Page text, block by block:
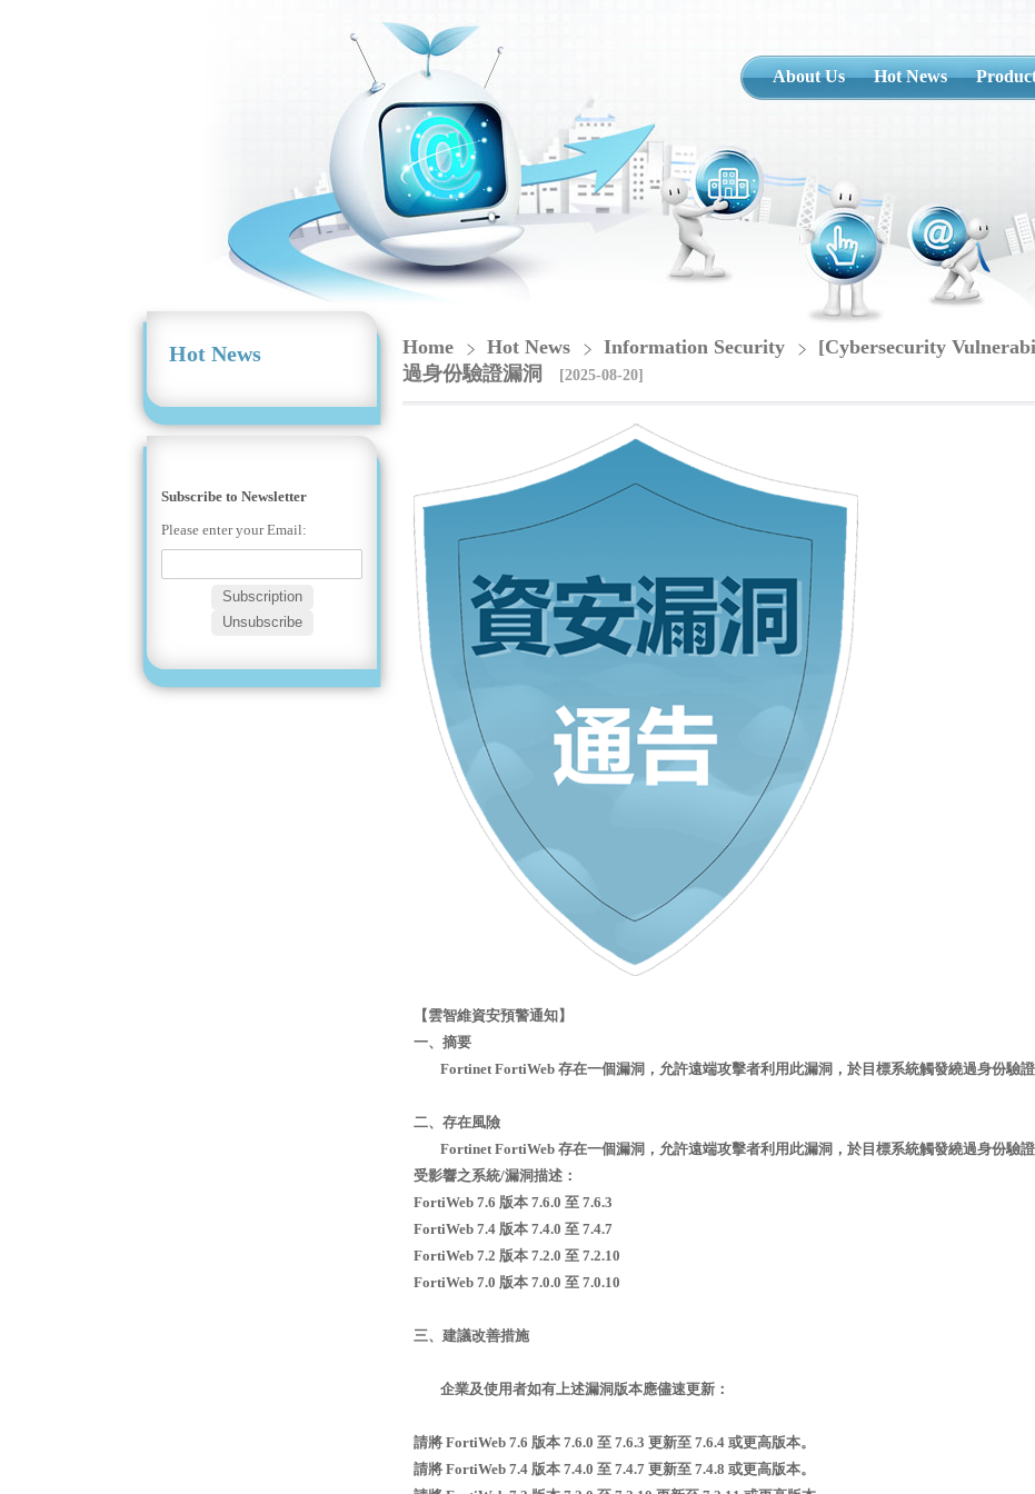
About Us Hot News
Hot News
Subscribe to Newsletter
Please enter your Email:
Home Hot News Information Security
[Cybersecurity
過身份驗證漏洞
[2025-08-20]
【雲智維資安預警通知】
一、摘要
Fortinet FortiWeb 存在一個漏洞，允許遠端攻擊者利用此漏洞，於目標系統觸發繞過身份驗證
二、存在風險
Fortinet FortiWeb 存在一個漏洞，允許遠端攻擊者利用此漏洞，於目標系統觸發繞過身份驗證
受影響之系統/漏洞描述：
FortiWeb 7.6 版本 7.6.0 至 7.6.3
FortiWeb 7.4 版本 7.4.0 至 7.4.7
FortiWeb 7.2 版本 7.2.0 至 7.2.10
FortiWeb 7.0 版本 7.0.0 至 7.0.10
三、建議改善措施
企業及使用者如有上述漏洞版本應儘速更新：
請將 FortiWeb 7.6 版本 7.6.0 至 7.6.3 更新至 7.6.4 或更高版本。
請將 FortiWeb 7.4 版本 7.4.0 至 7.4.7 更新至 7.4.8 或更高版本。